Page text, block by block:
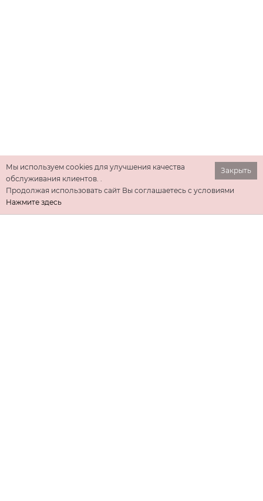
Закрыть
Мы используем cookies для улучшения качества
обслуживания клиентов. .
Продолжая использовать сайт Вы соглашаетесь с условиями
Нажмите здесь